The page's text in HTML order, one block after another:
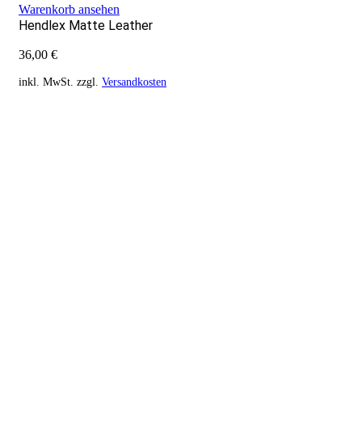
Warenkorb ansehen
Hendlex Matte Leather
36,00 €
inkl. MwSt. zzgl. Versandkosten